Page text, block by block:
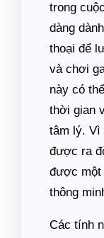
trong
dàng
thoại để
và chơi
này có
thời gian
tâm lý. Vì
được ra
được một
thông
Các tính